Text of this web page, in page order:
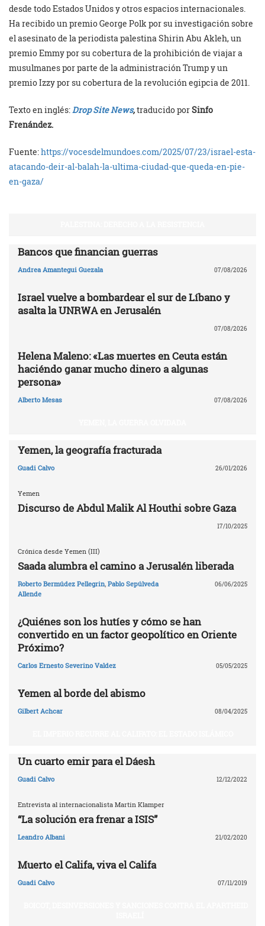
desde todo Estados Unidos y otros espacios internacionales.
Ha recibido un premio George Polk por su investigación sobre
el asesinato de la periodista palestina Shirin Abu Akleh, un
premio Emmy por su cobertura de la prohibición de viajar a
musulmanes por parte de la administración Trump y un
premio Izzy por su cobertura de la revolución egipcia de 2011.
Texto en inglés:Drop Site News,traducido porSinfo
Frenández.
Fuente:https://vocesdelmundoes.com/2025/07/23/israel-esta-
atacando-deir-al-balah-la-ultima-ciudad-que-queda-en-pie-
en-gaza/
Bancos que financian guerras
Andrea Amantegui Guezala 07/08/2026
Israel vuelve a bombardear el sur de Líbano y
asalta la UNRWA en Jerusalén
07/08/2026
Helena Maleno: «Las muertes en Ceuta están
haciéndo ganar mucho dinero a algunas
persona»
Alberto Mesas 07/08/2026
Yemen, la geografía fracturada
Guadi Calvo 26/01/2026
Yemen
Discurso de Abdul Malik Al Houthi sobre Gaza
17/10/2025
Crónica desde Yemen (III)
Saada alumbra el camino a Jerusalén liberada
Roberto Bermúdez Pellegrin, Pablo Sepúlveda
Allende
06/06/2025
¿Quiénes son los hutíes y cómo se han
convertido en un factor geopolítico en Oriente
Próximo?
Carlos Ernesto Severino Valdez 05/05/2025
Yemen al borde del abismo
Gilbert Achcar 08/04/2025
Un cuarto emir para el Dáesh
Guadi Calvo 12/12/2022
Entrevista al internacionalista Martin Klamper
“La solución era frenar a ISIS”
Leandro Albani 21/02/2020
Muerto el Califa, viva el Califa
Guadi Calvo 07/11/2019